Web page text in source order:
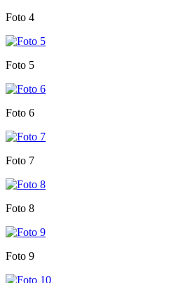
Foto 4
Foto 5
Foto 6
Foto 7
Foto 8
Foto 9